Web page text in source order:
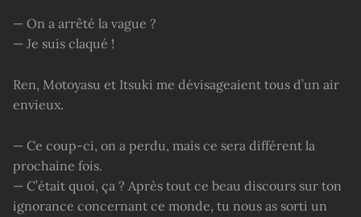
— On a arrêté la vague ?
— Je suis claqué !
Ren, Motoyasu et Itsuki me dévisageaient tous d’un air
envieux.
— Ce coup-ci, on a perdu, mais ce sera différent la
prochaine fois.
— C’était quoi, ça ? Après tout ce beau discours sur ton
ignorance concernant ce monde, tu nous as sorti un